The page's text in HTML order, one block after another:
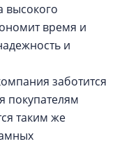
высокого
время и
и
заботится
покупателям
таким же